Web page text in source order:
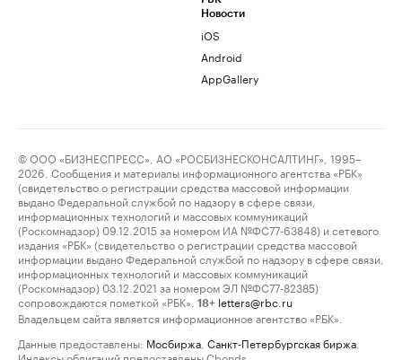
Новости
iOS
Android
AppGallery
© ООО «БИЗНЕСПРЕСС», АО «РОСБИЗНЕСКОНСАЛТИНГ», 1995–
2026. Сообщения и материалы информационного агентства «РБК»
(свидетельство о регистрации средства массовой информации
выдано Федеральной службой по надзору в сфере связи,
информационных технологий и массовых коммуникаций
(Роскомнадзор) 09.12.2015 за номером ИА №ФС77-63848) и сетевого
издания «РБК» (свидетельство о регистрации средства массовой
информации выдано Федеральной службой по надзору в сфере связи,
информационных технологий и массовых коммуникаций
(Роскомнадзор) 03.12.2021 за номером ЭЛ №ФС77-82385)
сопровождаются пометкой «РБК».
18+ letters@rbc.ru
Владельцем сайта является информационное агентство «РБК».
Данные предоставлены: Мосбиржа Санкт-Петербургская биржа